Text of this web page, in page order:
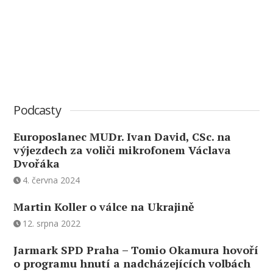
Podcasty
Europoslanec MUDr. Ivan David, CSc. na
výjezdech za voliči mikrofonem Václava
Dvořáka
4. června 2024
Martin Koller o válce na Ukrajině
12. srpna 2022
Jarmark SPD Praha – Tomio Okamura hovoří
o programu hnutí a nadcházejících volbách